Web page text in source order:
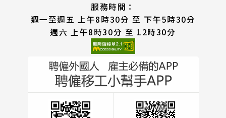
服務時間：
週一至週五 上午8時30分 至 下午5時30分
週六 上午8時30分 至 12時30分